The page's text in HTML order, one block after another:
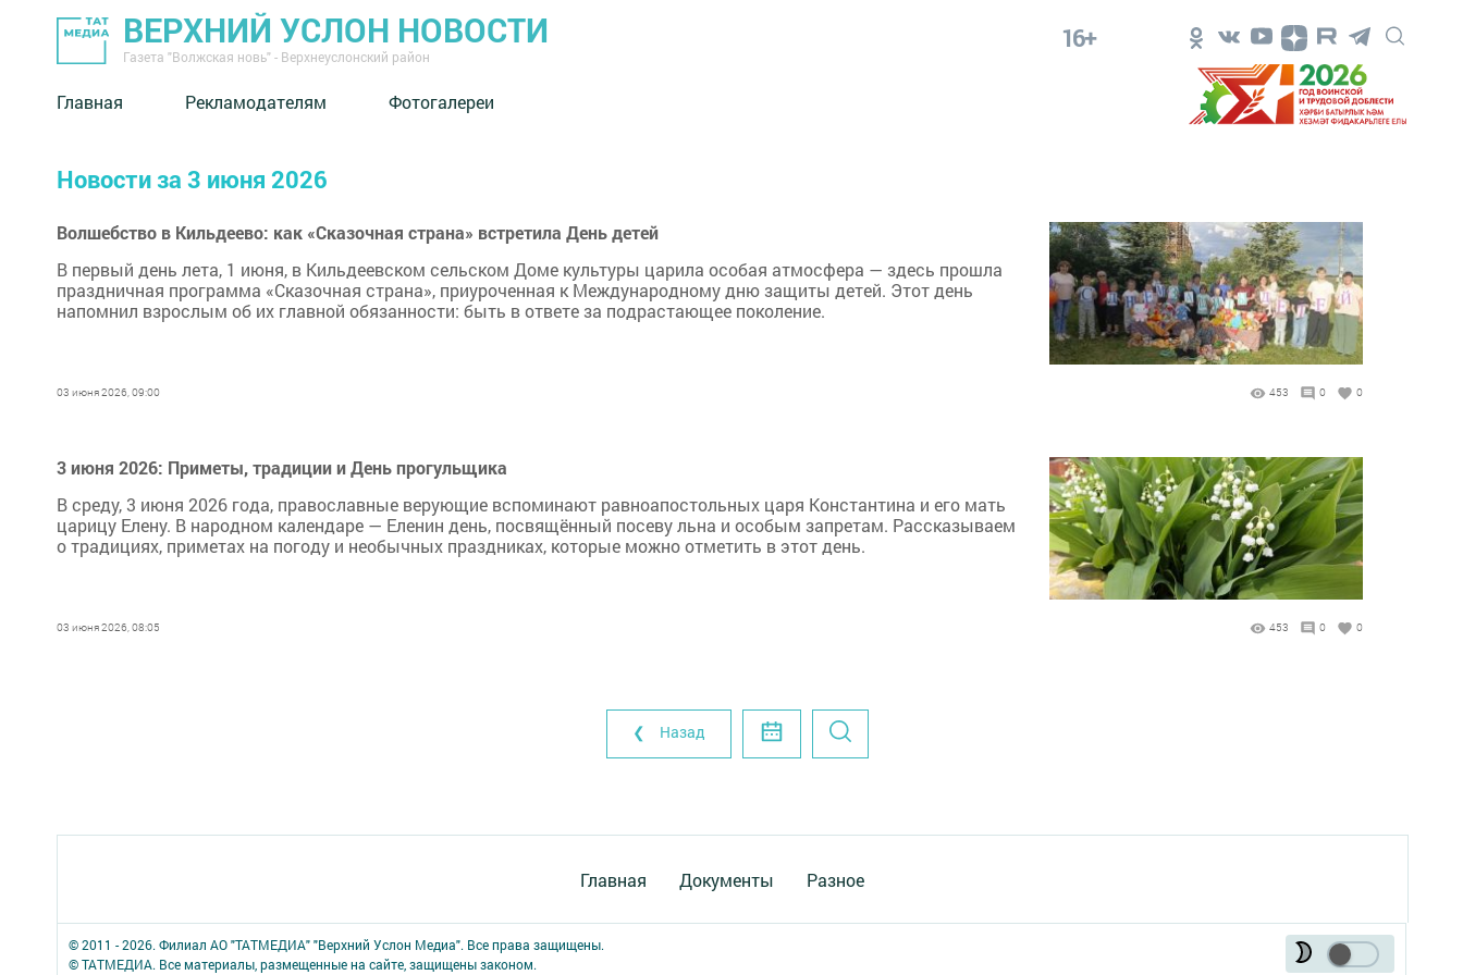
ВЕРХНИЙ УСЛОН НОВОСТИ
Газета "Волжская новь" - Верхнеуслонский район
16+
Главная Рекламодателям Фотогалереи
Новости за 3 июня 2026
Волшебство в Кильдеево: как «Сказочная страна» встретила День детей
В первый день лета, 1 июня, в Кильдеевском сельском Доме культуры царила особая атмосфера — здесь прошла
праздничная программа «Сказочная страна», приуроченная к Международному дню защиты детей. Этот день
напомнил взрослым об их главной обязанности: быть в ответе за подрастающее поколение.
03 июня 2026, 09:00 453 0 0
3 июня 2026: Приметы, традиции и День прогульщика
В среду, 3 июня 2026 года, православные верующие вспоминают равноапостольных царя Константина и его мать
царицу Елену. В народном календаре — Еленин день, посвящённый посеву льна и особым запретам. Рассказываем
о традициях, приметах на погоду и необычных праздниках, которые можно отметить в этот день.
03 июня 2026, 08:05 453 0 0
❮ Назад
Главная Документы Разное
© 2011 - 2026. Филиал АО "ТАТМЕДИА" "Верхний Услон Медиа". Все права защищены.
© ТАТМЕДИА. Все материалы, размещенные на сайте, защищены законом.